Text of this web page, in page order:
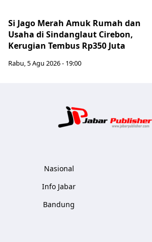
Si Jago Merah Amuk Rumah dan
Usaha di Sindanglaut Cirebon,
Kerugian Tembus Rp350 Juta
Rabu, 5 Agu 2026 - 19:00
Nasional
Info Jabar
Bandung